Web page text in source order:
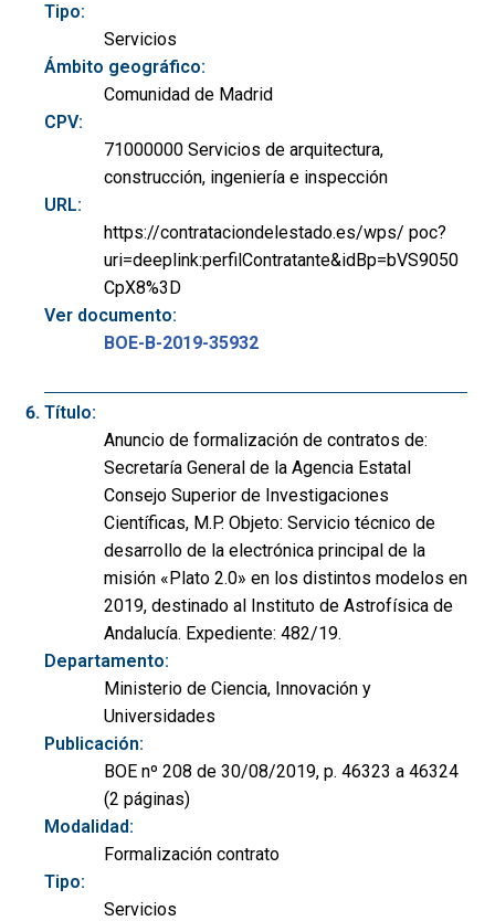
Tipo:
Servicios
Ámbito geográfico:
Comunidad de Madrid
CPV:
71000000 Servicios de arquitectura,
construcción, ingeniería e inspección
URL:
https://contrataciondelestado.es/wps/ poc?
uri=deeplink:perfilContratante&idBp=bVS9050
CpX8%3D
Ver documento:
BOE-B-2019-35932
Título:
Anuncio de formalización de contratos de:
Secretaría General de la Agencia Estatal
Consejo Superior de Investigaciones
Científicas, M.P. Objeto: Servicio técnico de
desarrollo de la electrónica principal de la
misión «Plato 2.0» en los distintos modelos en
2019, destinado al Instituto de Astrofísica de
Andalucía. Expediente: 482/19.
Departamento:
Ministerio de Ciencia, Innovación y
Universidades
Publicación:
BOE nº 208 de 30/08/2019, p. 46323 a 46324
(2 páginas)
Modalidad:
Formalización contrato
Tipo:
Servicios